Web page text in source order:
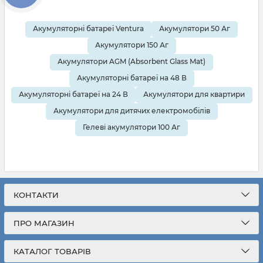
Акумуляторні батареї Ventura
Акумулятори 50 Аг
Акумулятори 150 Аг
Акумулятори AGM (Absorbent Glass Mat)
Акумуляторні батареї на 48 В
Акумуляторні батареї на 24 В
Акумулятори для квартири
Акумулятори для дитячих електромобілів
Гелеві акумулятори 100 Аг
КОНТАКТИ
ПРО МАГАЗИН
КАТАЛОГ ТОВАРІВ